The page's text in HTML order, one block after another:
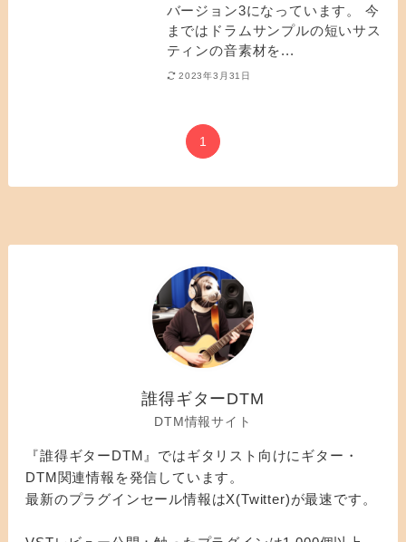
バージョン3になっています。 今
まではドラムサンプルの短いサス
ティンの音素材を...
2023年3月31日
1
誰得ギターDTM
DTM情報サイト
『誰得ギターDTM』ではギタリスト向けにギター・
DTM関連情報を発信しています。
最新のプラグインセール情報はX(Twitter)が最速です。